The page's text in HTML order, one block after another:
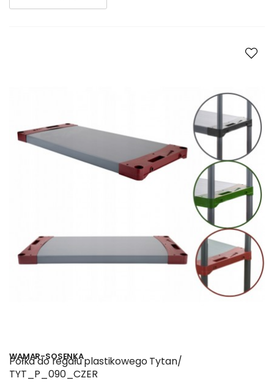
WAMAR-SOSENKA
Półka do regału plastikowego Tytan/
TYT_P_090_CZER